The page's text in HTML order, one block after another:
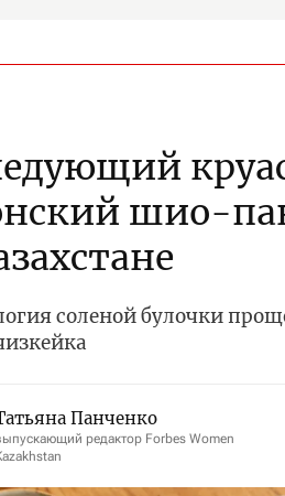
шио-
соленой булочки
Панченко
редактор Forbes Women